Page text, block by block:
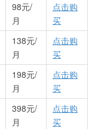
98元/
月
点击购
买
138元/
月
点击购
买
198元/
月
点击购
买
398元/
月
点击购
买